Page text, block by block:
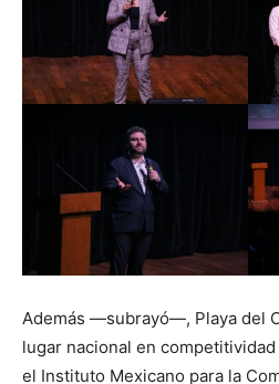
Además —subrayó—, Playa del
lugar nacional en
el Instituto Mexicano para la